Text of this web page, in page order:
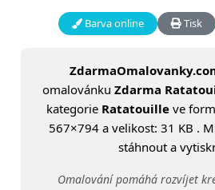
Barva online Tisk
omalovánku Zdarma
kategorie Ratatouille ve
567×794 a velikost: 31 KB .
stáhnout a
Omalování pomáhá rozvíjet